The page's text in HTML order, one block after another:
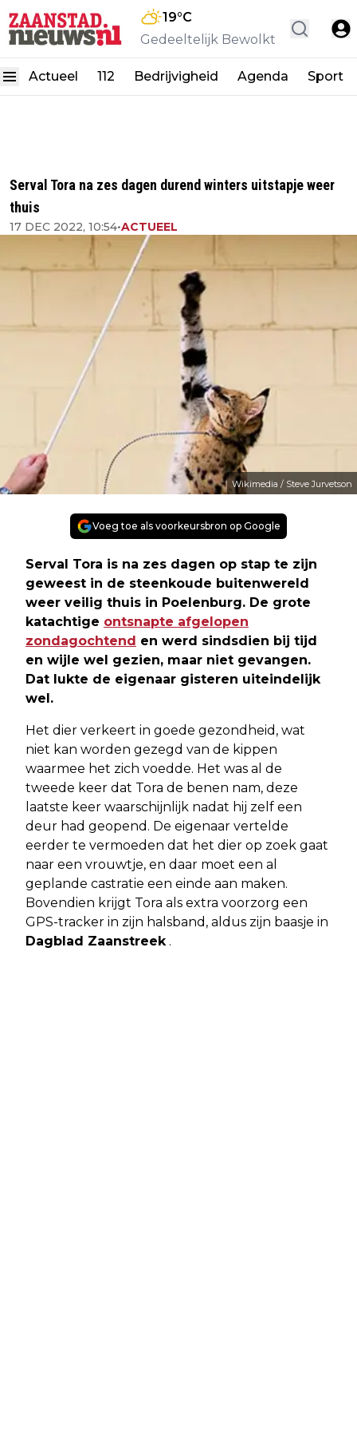
19°C
Gedeeltelijk Bewolkt
Actueel 112 Bedrijvigheid Agenda Sport
Serval Tora na zes dagen durend winters uitstapje weer
thuis
17 DEC 2022, 10:54•ACTUEEL
Wikimedia / Steve Jurvetson
Voeg toe als voorkeursbron op Google
Serval Tora is na zes dagen op stap te zijn
geweest in de steenkoude buitenwereld
weer veilig thuis in Poelenburg. De grote
katachtige ontsnapte afgelopen
zondagochtend en werd sindsdien bij tijd
en wijle wel gezien, maar niet gevangen.
Dat lukte de eigenaar gisteren uiteindelijk
wel.
Het dier verkeert in goede gezondheid, wat
niet kan worden gezegd van de kippen
waarmee het zich voedde. Het was al de
tweede keer dat Tora de benen nam, deze
laatste keer waarschijnlijk nadat hij zelf een
deur had geopend. De eigenaar vertelde
eerder te vermoeden dat het dier op zoek gaat
naar een vrouwtje, en daar moet een al
geplande castratie een einde aan maken.
Bovendien krijgt Tora als extra voorzorg een
GPS-tracker in zijn halsband, aldus zijn baasje in
Dagblad Zaanstreek.